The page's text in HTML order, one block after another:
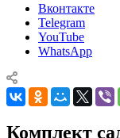
Вконтакте
Telegram
YouTube
WhatsApp
Комплект